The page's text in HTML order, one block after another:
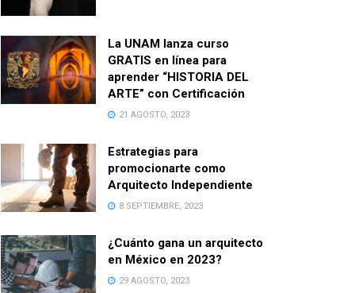
La UNAM lanza curso
GRATIS en línea para
aprender “HISTORIA DEL
ARTE” con Certificación
21 AGOSTO, 2023
Estrategias para
promocionarte como
Arquitecto Independiente
8 SEPTIEMBRE, 2023
¿Cuánto gana un arquitecto
en México en 2023?
29 AGOSTO, 2023